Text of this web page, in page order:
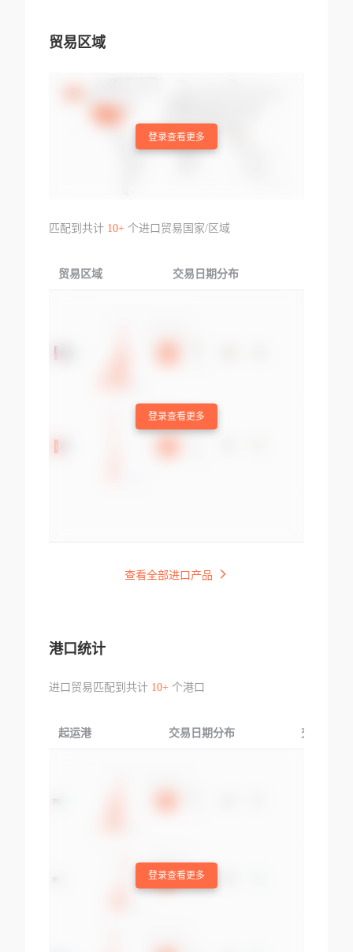
贸易区域
登录查看更多
匹配到共计 10+个进口贸易国家/区域
贸易区域 交易日期分布
登录查看更多
查看全部进口产品
港口统计
进口贸易匹配到共计 10+个港口
起运港 交易日期分布 交易产品
登录查看更多